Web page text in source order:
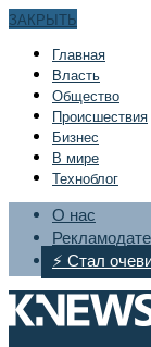
ЗАКРЫТЬ
Главная
Bласть
Общество
Происшествия
Бизнес
В мире
Техноблог
О нас
⚡ Стал